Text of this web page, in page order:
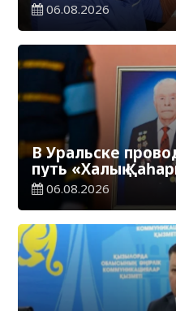
06.08.2026
В Уральске
путь «Халық
Степановича
06.08.2026